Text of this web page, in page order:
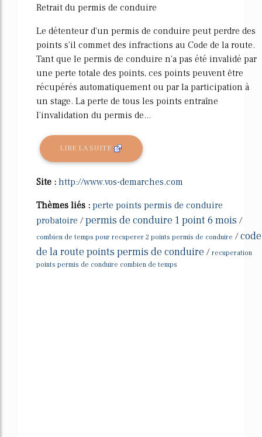
Retrait du permis de conduire
Le détenteur d'un permis de conduire peut perdre des
points s'il commet des infractions au Code de la route.
Tant que le permis de conduire n'a pas été invalidé par
une perte totale des points, ces points peuvent être
récupérés automatiquement ou par la participation à
un stage. La perte de tous les points entraîne
l'invalidation du permis de...
LIRE LA SUITE
Site : http://www.vos-demarches.com
Thèmes liés : perte points permis de conduire
probatoire /permis de conduire 1 point 6 mois /
combien de temps pour recuperer 2 points permis de conduire /code
de la route points permis de conduire / recuperation
points permis de conduire combien de temps